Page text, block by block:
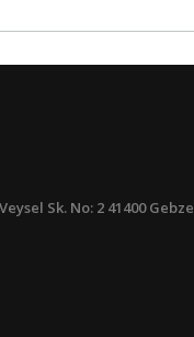
Sk. No: 2 41400 Gebze